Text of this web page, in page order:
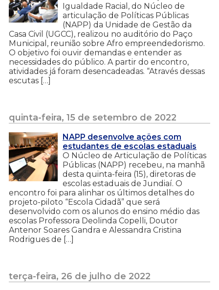
Igualdade Racial, do Núcleo de
articulação de Políticas Públicas
(NAPP) da Unidade de Gestão da
Casa Civil (UGCC), realizou no auditório do Paço
Municipal, reunião sobre Afro empreendedorismo.
O objetivo foi ouvir demandas e entender as
necessidades do público. A partir do encontro,
atividades já foram desencadeadas. “Através dessas
escutas […]
quinta-feira, 15 de setembro de 2022
NAPP desenvolve ações com
estudantes de escolas estaduais
O Núcleo de Articulação de Políticas
Públicas (NAPP) recebeu, na manhã
desta quinta-feira (15), diretoras de
escolas estaduais de Jundiaí. O
encontro foi para alinhar os últimos detalhes do
projeto-piloto “Escola Cidadã” que será
desenvolvido com os alunos do ensino médio das
escolas Professora Deolinda Copelli, Doutor
Antenor Soares Gandra e Alessandra Cristina
Rodrigues de […]
terça-feira, 26 de julho de 2022